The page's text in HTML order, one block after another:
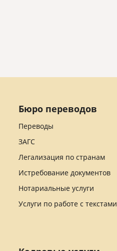
Бюро переводов
Переводы
ЗАГС
Легализация по странам
Истребование документов
Нотариальные услуги
Услуги по работе с текстами